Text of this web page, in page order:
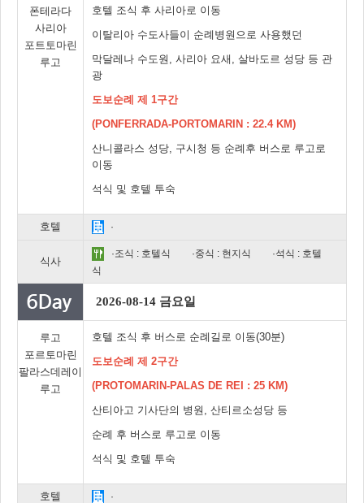
폰테라다
사리아
포트토마린
루고
호텔 조식 후 사리아로 이동
이탈리아 수도사들이 순례병원으로 사용했던
막달레나 수도원, 사리아 요새, 살바도르 성당 등 관
광
도보순례 제 1구간
(PONFERRADA-PORTOMARIN : 22.4 KM)
산니콜라스 성당, 구시청 등 순례후 버스로 루고로
이동
석식 및 호텔 투숙
호텔 ·
식사
·조식 : 호텔식 ·중식 : 현지식
·석식 : 호텔
식
2026-08-14 금요일
루고
포르토마린
팔라스데레이
루고
호텔 조식 후 버스로 순례길로 이동(30분)
도보순례 제 2구간
(PROTOMARIN-PALAS DE REI : 25 KM)
산티아고 기사단의 병원, 산티르소성당 등
순례 후 버스로 루고로 이동
석식 및 호텔 투숙
호텔 ·